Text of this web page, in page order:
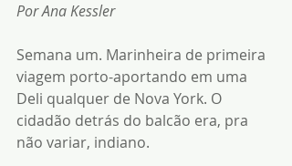
Por Ana Kessler
Semana um. Marinheira de primeira
viagem porto-aportando em uma
Deli qualquer de Nova York. O
cidadão detrás do balcão era, pra
não variar, indiano.